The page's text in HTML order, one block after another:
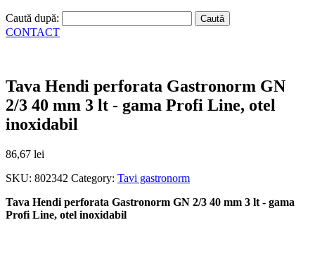
Caută după:
CONTACT
Tava Hendi perforata Gastronorm GN
2/3 40 mm 3 lt - gama Profi Line, otel
inoxidabil
86,67 lei
SKU: 802342 Category: Tavi gastronorm
Tava Hendi perforata Gastronorm GN 2/3 40 mm 3 lt - gama
Profi Line, otel inoxidabil